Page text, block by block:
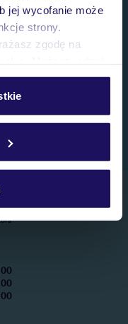
jej wycofanie może
strony.
zgodę na
w zakładkę
znajdziesz